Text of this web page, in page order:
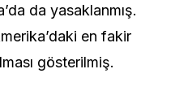
da yasaklanmış.
en fakir
gösterilmiş.